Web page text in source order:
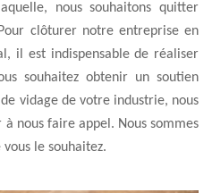
nous souhaitons quitter
clôturer notre entreprise en
il est indispensable de réaliser
souhaitez obtenir un soutien
vidage de votre industrie, nous
nous faire appel. Nous sommes
le souhaitez.